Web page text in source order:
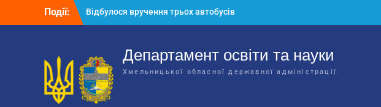
Події:
Відбулося вручення трьох автобусів
для потреб закладів освіти
Департаменту освіти та науки обласної
державної адміністрації
Відбулась обласна нарада для
відповідальних за національно-
патріотичне виховання
Департамент освіти та науки
Хмельницької обласної державної адміністрації